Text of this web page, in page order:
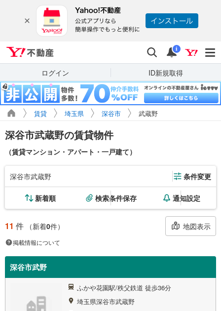
検索 通知
i
ログイン ID新規取得
賃貸 埼玉県 深谷市 武蔵野
深谷市武蔵野の賃貸物件
（賃貸マンション・アパート・一戸建て）
深谷市武蔵野 条件変更
新着順 検索条件保存 通知設定
11 件 （新着0件） 地図表示
掲載情報について
深谷市武野
ふかや花園駅/秩父鉄道 徒歩36分
埼玉県深谷市武蔵野